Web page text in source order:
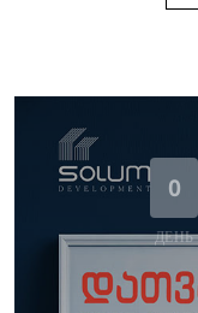
0
ДЕНЬ